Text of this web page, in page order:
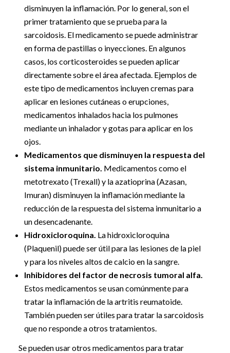
disminuyen la inflamación. Por lo general, son el
primer tratamiento que se prueba para la
sarcoidosis. El medicamento se puede administrar
en forma de pastillas o inyecciones. En algunos
casos, los corticosteroides se pueden aplicar
directamente sobre el área afectada. Ejemplos de
este tipo de medicamentos incluyen cremas para
aplicar en lesiones cutáneas o erupciones,
medicamentos inhalados hacia los pulmones
mediante un inhalador y gotas para aplicar en los
ojos.
Medicamentos que disminuyen la respuesta del
sistema inmunitario. Medicamentos como el
metotrexato (Trexall) y la azatioprina (Azasan,
Imuran) disminuyen la inflamación mediante la
reducción de la respuesta del sistema inmunitario a
un desencadenante.
Hidroxicloroquina. La hidroxicloroquina
(Plaquenil) puede ser útil para las lesiones de la piel
y para los niveles altos de calcio en la sangre.
Inhibidores del factor de necrosis tumoral alfa.
Estos medicamentos se usan comúnmente para
tratar la inflamación de la artritis reumatoide.
También pueden ser útiles para tratar la sarcoidosis
que no responde a otros tratamientos.
Se pueden usar otros medicamentos para tratar